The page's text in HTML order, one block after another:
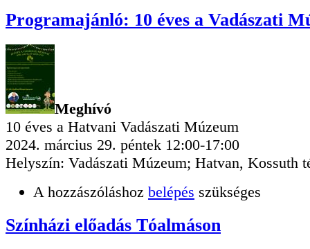
Programajánló: 10 éves a Vadászati
Meghívó
10 éves a Hatvani Vadászati Múzeum
2024. március 29. péntek 12:00-17:00
Helyszín: Vadászati Múzeum; Hatvan, Kossuth
A hozzászóláshoz belépés szükséges
Színházi előadás Tóalmáson